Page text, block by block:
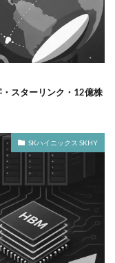
スターリンク・12億株
SKハイニックス SKHY